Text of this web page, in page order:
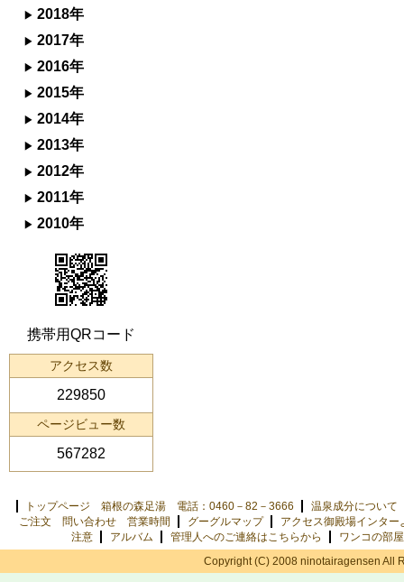
2018年
2017年
2016年
2015年
2014年
2013年
2012年
2011年
2010年
携帯用QRコード
アクセス数
229850
ページビュー数
567282
トップページ 箱根の森足湯 電話：0460－82－3666
温泉成分について
ご注文 問い合わせ 営業時間
グーグルマップ
アクセス御殿場インター
注意
アルバム 管理人へのご連絡はこちらから
ワンコの部屋
Copyright (C) 2008 ninotairagensen All